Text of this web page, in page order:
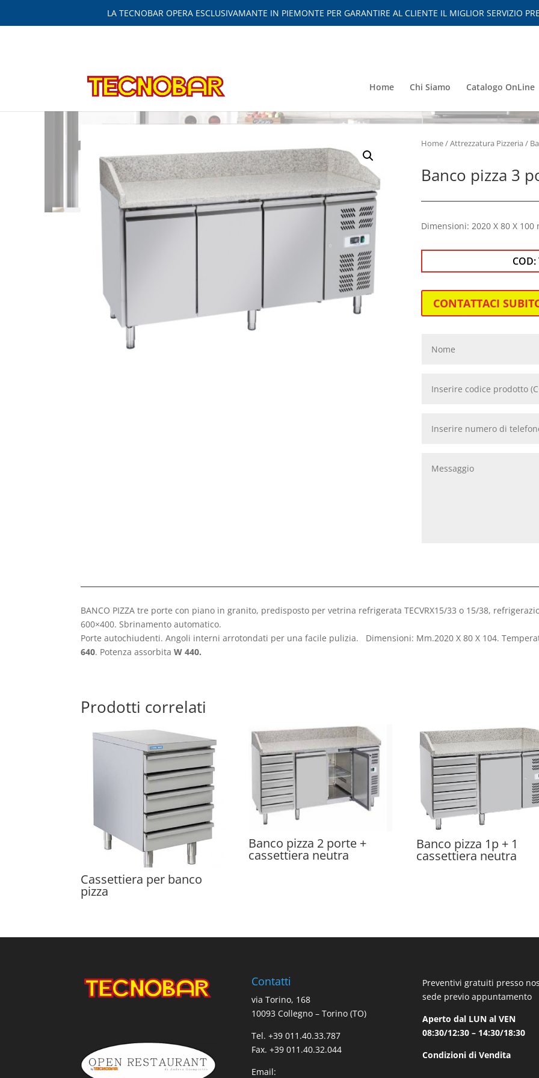
LA TECNOBAR OPERA ESCLUSIVAMANTE IN PIEMONTE PER GARANTIRE AL CLIENTE IL MIGLIOR SERVIZIO
Home Chi Siamo Catalogo OnLine
Home/Attrezzatura Pizzeria /
Banco pizza 3
Dimensioni: 2020 X 80 X 100
COD:
CONTATTACI
BANCO PIZZA tre porte con piano in granito, predisposto per vetrina refrigerata TECVRX15/33 o 15/38,
600×400. Sbrinamento automatico.
Porte autochiudenti. Angoli interni arrotondati per una facile pulizia. Dimensioni: Mm.2020 X 80 X 104.
640. Potenza assorbitaW 440.
Prodotti correlati
Cassettiera per banco
pizza
Banco pizza 2 porte +
cassettiera neutra
Banco pizza 1p + 1
cassettiera neutra
Contatti
via Torino, 168
10093 Collegno – Torino (TO)
Tel. +39 011.40.33.787
Fax. +39 011.40.32.044
Email:
Preventivi gratuiti presso
sede previo appuntamento
Aperto dal LUN al VEN
08:30/12:30 – 14:30/18:30
Condizioni di Vendita